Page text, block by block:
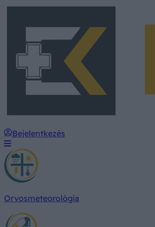
Bejelentkezés
Orvosmeteorológia